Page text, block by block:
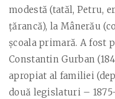
modestă (tatăl, Petru,
ţărancă), la Mânerău
şcoala primară. A fost
Constantin Gurban
apropiat al familiei
două legislaturi – 1875-